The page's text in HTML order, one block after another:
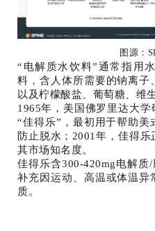
图源：
“电解质水饮料”通常指用
料，含人体所需要的钠离子
以及柠檬酸盐、葡萄糖、维
1965年，美国佛罗里达大
“佳得乐”，最初用于帮助美
防止脱水；2001年，佳得
其市场知名度。
佳得乐含300-420mg电解
补充因运动、高温或体温
质。